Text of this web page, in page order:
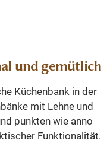
und gemütlich
Küchenbank in der
mit Lehne und
punkten wie anno
Funktionalität.